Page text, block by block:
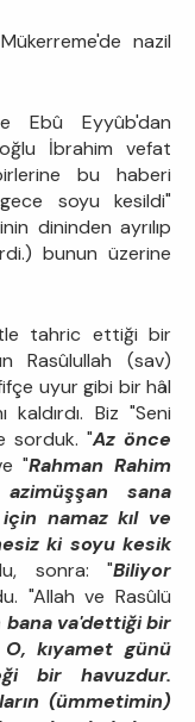
nazil
Ebû Eyyûb'dan
İbrahim vefat
bu haberi
soyu kesildi"
dininden ayrılıp
bunun üzerine
tahric ettiği bir
Rasûlullah (sav)
uyur gibi bir hâl
Biz "Seni
sorduk. "Az önce
"Rahman Rahim
sana
namaz kıl ve
ki soyu kesik
sonra: "Biliyor
"Allah ve Rasûlü
bana va'dettiği bir
kıyamet günü
bir havuzdur.
(ümmetimin)